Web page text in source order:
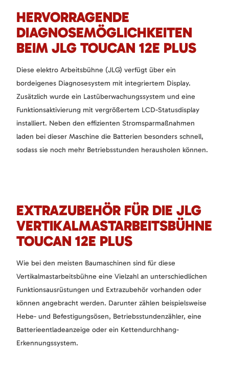
HERVORRAGENDE
DIAGNOSEMÖGLICHKEITEN
BEIM JLG TOUCAN 12E PLUS
Diese elektro Arbeitsbühne (JLG) verfügt über ein
bordeigenes Diagnosesystem mit integriertem Display.
Zusätzlich wurde ein Lastüberwachungssystem und eine
Funktionsaktivierung mit vergrößertem LCD-Statusdisplay
installiert. Neben den effizienten Stromsparmaßnahmen
laden bei dieser Maschine die Batterien besonders schnell,
sodass sie noch mehr Betriebsstunden herausholen können.
EXTRAZUBEHÖR FÜR DIE JLG
VERTIKALMASTARBEITSBÜHNE
TOUCAN 12E PLUS
Wie bei den meisten Baumaschinen sind für diese
Vertikalmastarbeitsbühne eine Vielzahl an unterschiedlichen
Funktionsausrüstungen und Extrazubehör vorhanden oder
können angebracht werden. Darunter zählen beispielsweise
Hebe- und Befestigungsösen, Betriebsstundenzähler, eine
Batterieentladeanzeige oder ein Kettendurchhang-
Erkennungssystem.